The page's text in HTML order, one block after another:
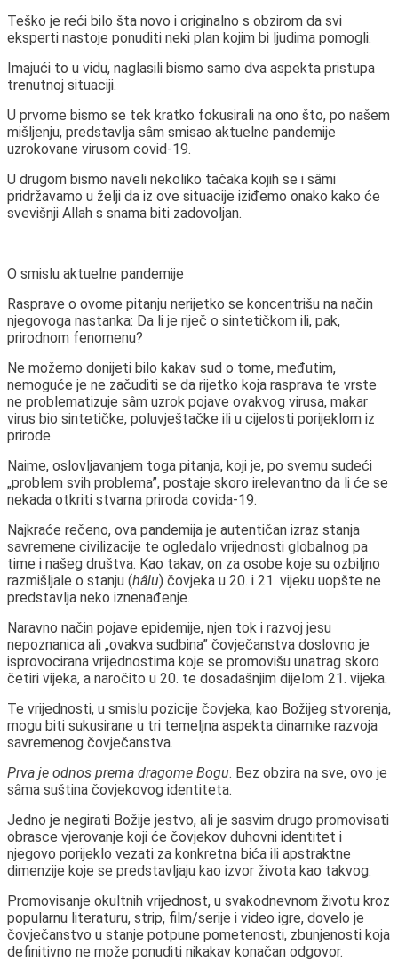
Teško je reći bilo šta novo i originalno s obzirom da svi
eksperti nastoje ponuditi neki plan kojim bi ljudima pomogli.
Imajući to u vidu, naglasili bismo samo dva aspekta pristupa
trenutnoj situaciji.
U prvome bismo se tek kratko fokusirali na ono što, po našem
mišljenju, predstavlja sâm smisao aktuelne pandemije
uzrokovane virusom covid-19.
U drugom bismo naveli nekoliko tačaka kojih se i sâmi
pridržavamo u želji da iz ove situacije iziđemo onako kako će
svevišnji Allah s snama biti zadovoljan.
O smislu aktuelne pandemije
Rasprave o ovome pitanju nerijetko se koncentrišu na način
njegovoga nastanka: Da li je riječ o sintetičkom ili, pak,
prirodnom fenomenu?
Ne možemo donijeti bilo kakav sud o tome, međutim,
nemoguće je ne začuditi se da rijetko koja rasprava te vrste
ne problematizuje sâm uzrok pojave ovakvog virusa, makar
virus bio sintetičke, poluvještačke ili u cijelosti porijeklom iz
prirode.
Naime, oslovljavanjem toga pitanja, koji je, po svemu sudeći
„problem svih problema”, postaje skoro irelevantno da li će se
nekada otkriti stvarna priroda covida-19.
Najkraće rečeno, ova pandemija je autentičan izraz stanja
savremene civilizacije te ogledalo vrijednosti globalnog pa
time i našeg društva. Kao takav, on za osobe koje su ozbiljno
razmišljale o stanju (hâlu) čovjeka u 20. i 21. vijeku uopšte ne
predstavlja neko iznenađenje.
Naravno način pojave epidemije, njen tok i razvoj jesu
nepoznanica ali „ovakva sudbina” čovječanstva doslovno je
isprovocirana vrijednostima koje se promovišu unatrag skoro
četiri vijeka, a naročito u 20. te dosadašnjim dijelom 21. vijeka.
Te vrijednosti, u smislu pozicije čovjeka, kao Božijeg stvorenja,
mogu biti sukusirane u tri temeljna aspekta dinamike razvoja
savremenog čovječanstva.
Prva je odnos prema dragome Bogu. Bez obzira na sve, ovo je
sâma suština čovjekovog identiteta.
Jedno je negirati Božije jestvo, ali je sasvim drugo promovisati
obrasce vjerovanje koji će čovjekov duhovni identitet i
njegovo porijeklo vezati za konkretna bića ili apstraktne
dimenzije koje se predstavljaju kao izvor života kao takvog.
Promovisanje okultnih vrijednost, u svakodnevnom životu kroz
popularnu literaturu, strip, film/serije i video igre, dovelo je
čovječanstvo u stanje potpune pometenosti, zbunjenosti koja
definitivno ne može ponuditi nikakav konačan odgovor.